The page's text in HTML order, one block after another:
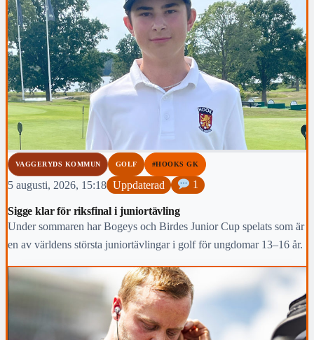
VAGGERYDS KOMMUN GOLF #HOOKS GK
5 augusti, 2026, 15:18 Uppdaterad 1
Sigge klar för riksfinal i juniortävling
Under sommaren har Bogeys och Birdes Junior Cup spelats som är
en av världens största juniortävlingar i golf för ungdomar 13–16 år.